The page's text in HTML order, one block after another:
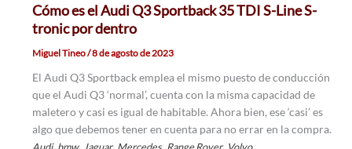
Cómo es el Audi Q3 Sportback 35 TDI S-Line S-
tronic por dentro
Miguel Tineo/8 de agosto de 2023
El Audi Q3 Sportback emplea el mismo puesto de conducción
que el Audi Q3 ‘normal’, cuenta con la misma capacidad de
maletero y casi es igual de habitable. Ahora bien, ese ‘casi’ es
algo que debemos tener en cuenta para no errar en la compra.
Audi, bmw, Jaguar, Mercedes, Range Rover, Volvo